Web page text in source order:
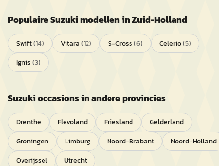
PopulaireSuzukimodellen inZuid-Holland
Swift(14) Vitara(12) S-Cross(6) Celerio(5)
Ignis(3)
Suzukioccasions in andere provincies
Drenthe Flevoland Friesland
Gelderland
Groningen
Limburg Noord-Brabant
Noord-Holland
Overijssel
Utrecht